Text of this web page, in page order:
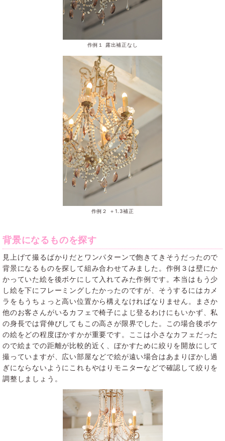
作例１ 露出補正なし
作例２ ＋1.3補正
背景になるものを探す
見上げて撮るばかりだとワンパターンで飽きてきそうだったので
背景になるものを探して組み合わせてみました。作例３は壁にか
かっていた絵を後ボケにして入れてみた作例です。本当はもう少
し絵を下にフレーミングしたかったのですが、そうするにはカメ
ラをもうちょっと高い位置から構えなければなりません。まさか
他のお客さんがいるカフェで椅子によじ登るわけにもいかず、私
の身長では背伸びしてもこの高さが限界でした。この場合後ボケ
の絵をどの程度ぼかすかが重要です。ここは小さなカフェだった
ので絵までの距離が比較的近く、ぼかすために絞りを開放にして
撮っていますが、広い部屋などで絵が遠い場合はあまりぼかし過
ぎにならないようにこれもやはりモニターなどで確認して絞りを
調整しましょう。